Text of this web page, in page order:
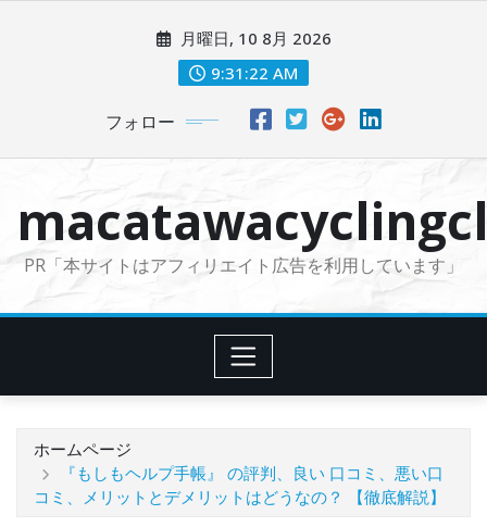
に
月曜日, 10 8月 2026
9:31:23 AM
フォロー
PR「本サイトはアフィリエイト広告を利用しています」
ホームページ
『もしもヘルプ手帳』 の評判、良い 口コミ、悪い口
コミ、メリットとデメリットはどうなの？ 【徹底解説】